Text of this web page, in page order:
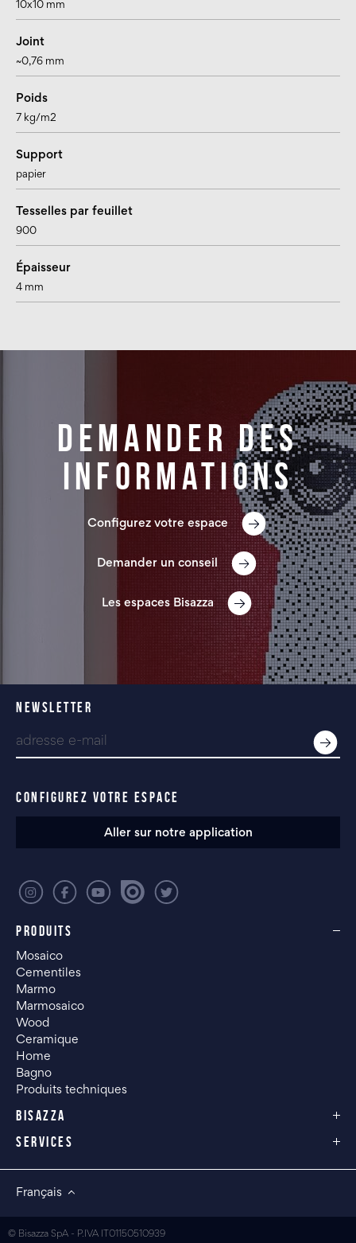
10x10 mm
Joint
~0,76 mm
Poids
7 kg/m2
Support
papier
Tesselles par feuillet
900
Épaisseur
4 mm
Demander des
informations
Configurez votre espace
Demander un conseil
Les espaces Bisazza
PRODUITS
Mosaico
Cementiles
Marmo
Marmosaico
Wood
Ceramique
Home
Bagno
Produits techniques
BISAZZA
SERVICES
NEWSLETTER
CONFIGUREZ VOTRE ESPACE
Aller sur notre application
Français
© Bisazza SpA - P.IVA IT01150510939